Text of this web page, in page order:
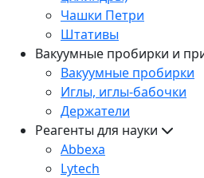
Чашки Петри
Штативы
Вакуумные пробирки и
Вакуумные пробирки
Иглы, иглы-бабочки
Держатели
Реагенты для науки
Abbexa
Lytech